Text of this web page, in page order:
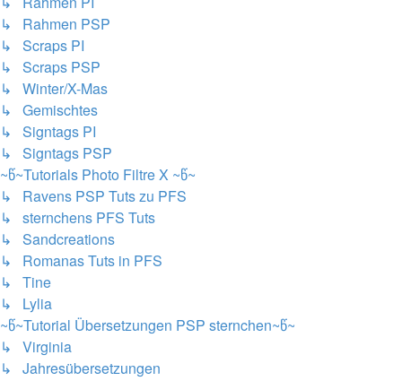
↳ Rahmen PSP
↳ Scraps PI
↳ Scraps PSP
↳ Winter/X-Mas
↳ Gemischtes
↳ Signtags PI
↳ Signtags PSP
~წ~Tutorials Photo Filtre X ~წ~
↳ Ravens PSP Tuts zu PFS
↳ sternchens PFS Tuts
↳ Sandcreations
↳ Romanas Tuts in PFS
↳ Tine
↳ Lylia
~წ~Tutorial Übersetzungen PSP sternchen~წ~
↳ Virginia
↳ Jahresübersetzungen